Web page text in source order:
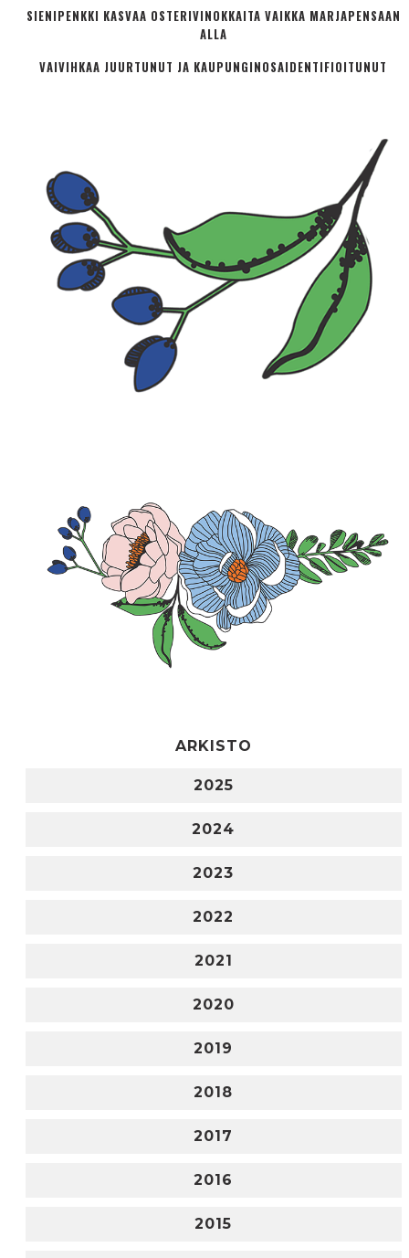
SIENIPENKKI KASVAA OSTERIVINOKKAITA VAIKKA MARJAPENSAAN
ALLA
VAIVIHKAA JUURTUNUT JA KAUPUNGINOSA­IDENTIFIOITUNUT
ARKISTO
2025
2024
2023
2022
2021
2020
2019
2018
2017
2016
2015